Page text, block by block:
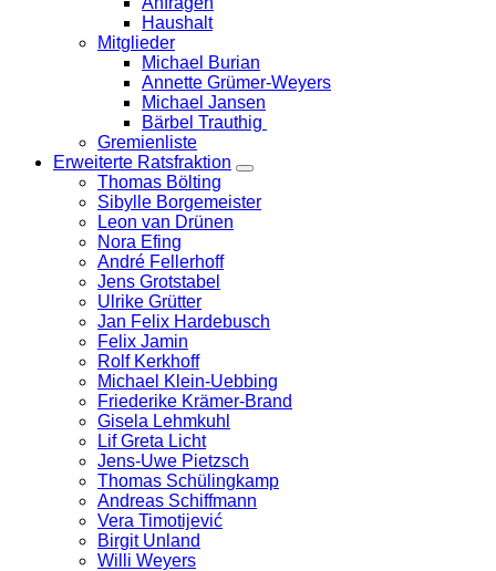
Haushalt
Mitglieder
Michael Burian
Annette Grümer-Weyers
Michael Jansen
Bärbel Trauthig
Gremienliste
Erweiterte Ratsfraktion
Zeige
Untermenü
Thomas Bölting
Sibylle Borgemeister
Leon van Drünen
Nora Efing
André Fellerhoff
Jens Grotstabel
Ulrike Grütter
Jan Felix Hardebusch
Felix Jamin
Rolf Kerkhoff
Michael Klein-Uebbing
Friederike Krämer-Brand
Gisela Lehmkuhl
Lif Greta Licht
Jens-Uwe Pietzsch
Thomas Schülingkamp
Andreas Schiffmann
Vera Timotijević
Birgit Unland
Willi Weyers